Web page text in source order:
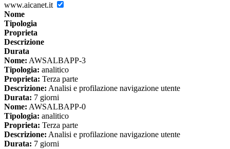
www.aicanet.it
Nome
Tipologia
Proprieta
Descrizione
Durata
Nome: AWSALBAPP-3
Tipologia: analitico
Proprieta: Terza parte
Descrizione: Analisi e profilazione navigazione utente
Durata: 7 giorni
Nome: AWSALBAPP-0
Tipologia: analitico
Proprieta: Terza parte
Descrizione: Analisi e profilazione navigazione utente
Durata: 7 giorni